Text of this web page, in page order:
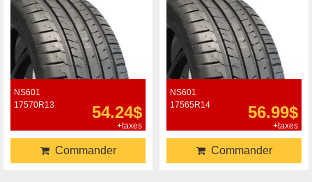
NS601
17570R13
54.24$
+taxes
Commander
NS601
17565R14
56.99$
+taxes
Commander